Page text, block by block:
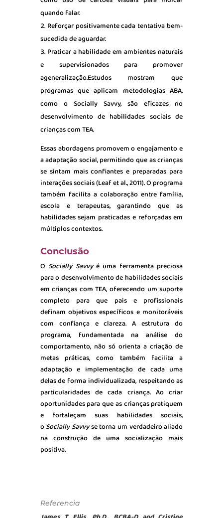
quando falar.
Reforçar positivamente cada tentativa bem-
sucedida de aguardar.
Praticar a habilidade em ambientes naturais
e supervisionados para promover
ageneralização.Estudos mostram que
programas que aplicam metodologias ABA,
como o Socially Savvy, são eficazes no
desenvolvimento de habilidades sociais de
crianças com TEA.
Essas abordagens promovem o engajamento e
a adaptação social, permitindo que as crianças
se sintam mais confiantes e preparadas para
interações sociais (Leaf et al., 2011). O programa
também facilita a colaboração entre família,
escola e terapeutas, garantindo que as
habilidades sejam praticadas e reforçadas em
múltiplos contextos.
Conclusão
O Socially Savvy é uma ferramenta preciosa
para o desenvolvimento de habilidades sociais
em crianças com TEA, oferecendo um suporte
completo para que pais e profissionais
definam objetivos específicos e monitoráveis
com confiança e clareza. A estrutura do
programa, fundamentada na análise do
comportamento, não só orienta a criação de
metas práticas, como também facilita a
adaptação e implementação de cada uma
delas de forma individualizada, respeitando as
particularidades de cada criança. Ao criar
oportunidades para que as crianças pratiquem
e fortaleçam suas habilidades sociais,
oSocially Savvyse torna um verdadeiro aliado
na construção de uma socialização mais
positiva.
Referencia